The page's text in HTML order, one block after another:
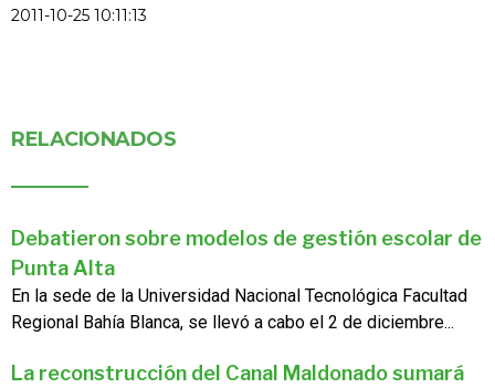
2011-10-25 10:11:13
RELACIONADOS
Debatieron sobre modelos de gestión escolar de
Punta Alta
En la sede de la Universidad Nacional Tecnológica Facultad
Regional Bahía Blanca, se llevó a cabo el 2 de diciembre...
La reconstrucción del Canal Maldonado sumará